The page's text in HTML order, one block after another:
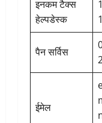
इनकम टैक्स
हेल्पडेस्क
पैन सर्विस
ईमेल